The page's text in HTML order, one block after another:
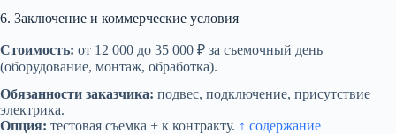
6. Заключение и коммерческие условия
Стоимость: от 12 000 до 35 000 ₽ за съемочный день
(оборудование, монтаж, обработка).
Обязанности заказчика: подвес, подключение, присутствие
электрика.
Опция: тестовая съемка + к контракту. ↑ содержание